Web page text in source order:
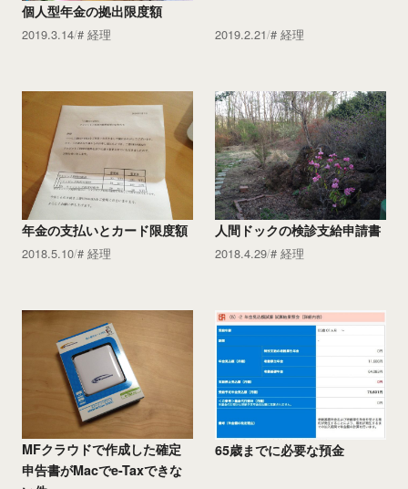
個人型年金の拠出限度額
2019.3.14 経理 2019.2.21 経理
年金の支払いとカード限度額
2018.5.10 経理
人間ドックの検診支給申請書
2018.4.29 経理
MFクラウドで作成した確定
申告書がMacでe-Taxできな
65歳までに必要な預金